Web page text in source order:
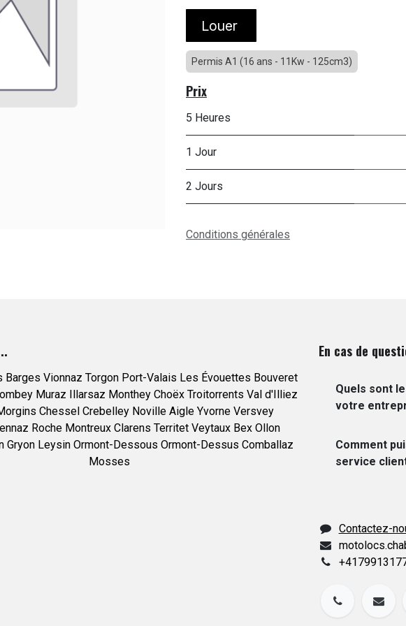
Louer
Permis A1 (16 ans - 11Kw - 125cm3)
Prix
5 Heures
1 Jour
2 Jours
Conditions générales
Barges Vionnaz Torgon Port-Valais Les Évouettes Bouveret
Muraz Illarsaz Monthey Choëx Troitorrents Val d'Illiez
Chessel Crebelley Noville Aigle Yvorne Versvey
Roche Montreux Clarens Territet Veytaux Bex Ollon
Gryon Leysin Ormont-Dessous Ormont-Dessus Comballaz
Mosses
En cas de
Quels sont
votre
Comment
service
Contactez-